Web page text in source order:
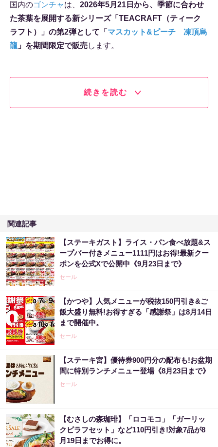
国内のゴンチャは、 2026年5月21日から、季節に合わせ
た茶葉を展開する新シリーズ「TEACRAFT（ティーク
ラフト）」の第2弾として「 マスカット&ピーチ 凍頂烏
龍 」を期間限定で販売します。
続きを読む
関連記事
【ステーキガスト】ライス・パン食べ放題&ス
ープバー付きメニュー1111円はお得!最新クー
ポンを公式Xで公開中《9月23日まで》
セール
【かつや】人気メニューが税抜150円引き&ご
飯大盛り無料!お得すぎる「感謝祭」は8月14日
まで開催中。
セール
【ステーキ宮】優待券900円分の配布も!お盆期
間に特別ランチメニュー登場《8月23日まで》
セール
【むさしの森珈琲】「ロコモコ」「ガーリッ
クピラフセット」など110円引き!対象7品が8
月19日までお得に。